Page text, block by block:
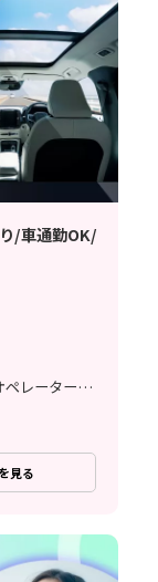
/車通勤OK/
軽作業、組立・組付け、加工、マシンオペレーター、立ち作業
見る